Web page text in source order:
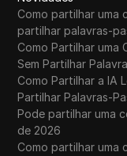
Como partilhar uma
partilhar palavras-
Como Partilhar uma
Sem Partilhar
Como Partilhar a IA
Partilhar Palavras-
Pode partilhar uma
de 2026
Como partilhar uma